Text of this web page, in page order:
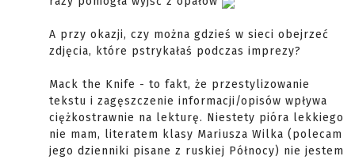
A przy okazji, czy można gdzieś w sieci obejrzeć
zdjęcia, które pstrykałaś podczas imprezy?
Mack the Knife - to fakt, że przestylizowanie
tekstu i zagęszczenie informacji/opisów wpływa
ciężkostrawnie na lekturę. Niestety pióra lekkiego
nie mam, literatem klasy Mariusza Wilka (polecam
jego dzienniki pisane z ruskiej Północy) nie jestem